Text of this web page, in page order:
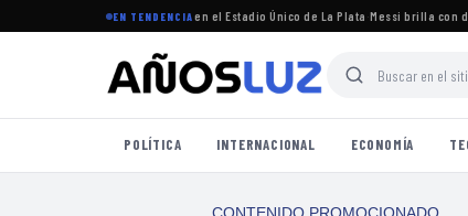
EN TENDENCIA
Clausura 2026 se jugará en el Estadio Único de La Plata·Messi brilla con
POLÍTICA INTERNACIONAL ECONOMÍA